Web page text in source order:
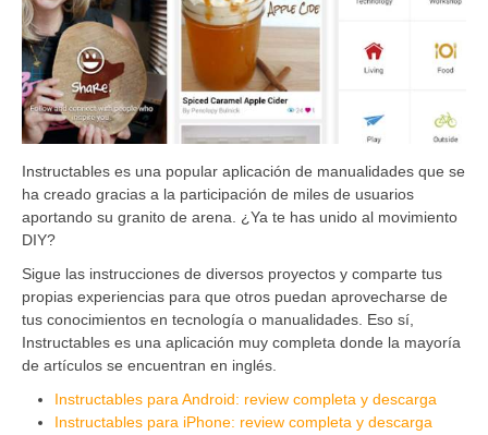
Instructables es una popular aplicación de manualidades que se
ha creado gracias a la participación de miles de usuarios
aportando su granito de arena. ¿Ya te has unido al movimiento
DIY?
Sigue las instrucciones de diversos proyectos y comparte tus
propias experiencias para que otros puedan aprovecharse de
tus conocimientos en tecnología o manualidades. Eso sí,
Instructables es una aplicación muy completa donde la mayoría
de artículos se encuentran en inglés.
Instructables para Android: review completa y descarga
Instructables para iPhone: review completa y descarga